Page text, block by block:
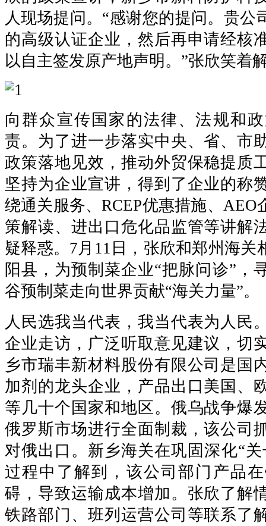
人现场提问。“感谢您的提问。贵公
的高级认证企业，然后再申请经核
以自主签发原产地声明。”张欣笑着
向群众宣传国家的法律、法规和
责。为了进一步落实中央、省、市
政策落地见效，推动外贸保稳提质
坚持为企业宣讲，得到了企业的称
绕通关服务、RCEP优惠措施、AEO
策解读、进出口危化品监管等讲解
疑释惑。7月11日，张欣和郑州海关
阳县，为预制菜企业“把脉问诊”，
谷预制菜走向世界贡献“海关力量”。
人民选我当代表，我当代表为人民
企业走访，广泛听取意见建议，切
乡市瑞丰新材料股份有限公司是国
加剂的龙头企业，产品出口美国、
等几十个国家和地区。俄乌战争爆
俄罗斯市场进行全面制裁，该公司
对俄出口。新乡海关在巩固深化“
过程中了解到，该公司部门产品
碍，导致运输成本增加。张欣了解
铁路部门、班列运营公司等联系了